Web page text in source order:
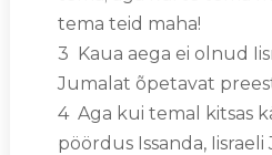
tema teid maha!
3 Kaua aega ei olnud
Jumalat õpetavat
4 Aga kui temal kitsas
pöördus Issanda,